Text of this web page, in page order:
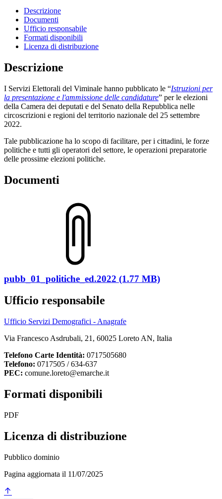
Descrizione
Documenti
Ufficio responsabile
Formati disponibili
Licenza di distribuzione
Descrizione
I Servizi Elettorali del Viminale hanno pubblicato le “Istruzioni per
la presentazione e l'ammissione delle candidature” per le elezioni
della Camera dei deputati e del Senato della Repubblica nelle
circoscrizioni e regioni del territorio nazionale del 25 settembre
2022.
Tale pubblicazione ha lo scopo di facilitare, per i cittadini, le forze
politiche e tutti gli operatori del settore, le operazioni preparatorie
delle prossime elezioni politiche.
Documenti
pubb_01_politiche_ed.2022 (1.77 MB)
Ufficio responsabile
Ufficio Servizi Demografici - Anagrafe
Via Francesco Asdrubali, 21, 60025 Loreto AN, Italia
Telefono Carte Identità: 0717505680
Telefono: 0717505 / 634-637
PEC: comune.loreto@emarche.it
Formati disponibili
PDF
Licenza di distribuzione
Pubblico dominio
Pagina aggiornata il 11/07/2025